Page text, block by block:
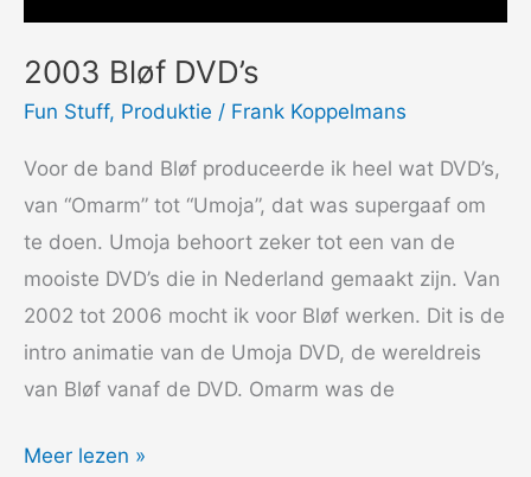
2003 Bløf DVD’s
Fun Stuff, Produktie / Frank Koppelmans
Voor de band Bløf produceerde ik heel wat DVD’s,
van “Omarm” tot “Umoja”, dat was supergaaf om
te doen. Umoja behoort zeker tot een van de
mooiste DVD’s die in Nederland gemaakt zijn. Van
2002 tot 2006 mocht ik voor Bløf werken. Dit is de
intro animatie van de Umoja DVD, de wereldreis
van Bløf vanaf de DVD. Omarm was de
2003
Meer lezen »